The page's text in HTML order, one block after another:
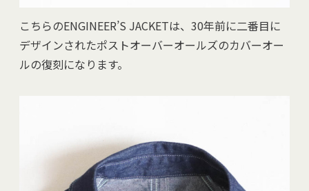
こちらのENGINEER’S JACKETは、30年前に二番目に
デザインされたポストオーバーオールズのカバーオー
ルの復刻になります。